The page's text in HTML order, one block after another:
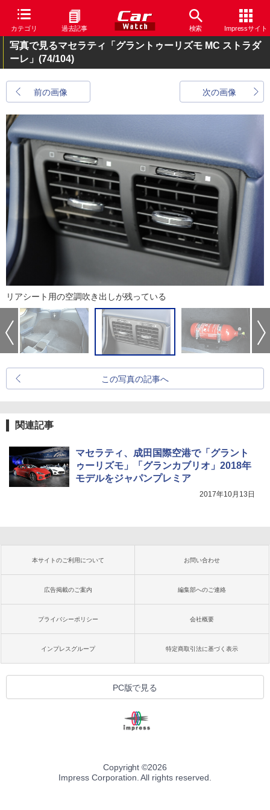
カテゴリ 過去記事 検索 Impressサイト
写真で見るマセラティ「グラントゥーリズモ MC ストラダ
ーレ」 (74/104)
前の画像 次の画像
リアシート用の空調吹き出しが残っている
この写真の記事へ
関連記事
マセラティ、成田国際空港で「グラント
ゥーリズモ」「グランカブリオ」2018年
モデルをジャパンプレミア
2017年10月13日
本サイトのご利用について お問い合わせ
広告掲載のご案内 編集部へのご連絡
プライバシーポリシー 会社概要
インプレスグループ 特定商取引法に基づく表示
PC版で見る
Copyright ©2026
Impress Corporation. All rights reserved.